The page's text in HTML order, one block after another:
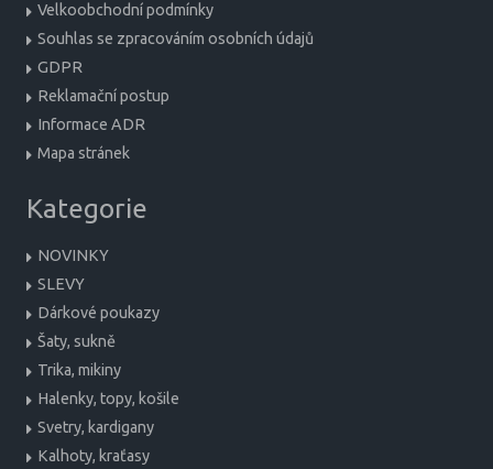
Velkoobchodní podmínky
Souhlas se zpracováním osobních údajů
GDPR
Reklamační postup
Informace ADR
Mapa stránek
Kategorie
NOVINKY
SLEVY
Dárkové poukazy
Šaty, sukně
Trika, mikiny
Halenky, topy, košile
Svetry, kardigany
Kalhoty, kraťasy